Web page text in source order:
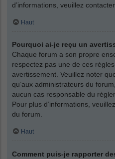
d’informations, veuillez
Haut
Pourquoi ai-je reçu un
Chaque forum a son propre
respectez pas une de ces
avertissement. Veuillez noter
qu’aux administrateurs du
aucun cas responsable du
Pour plus d’informations,
du forum.
Haut
Comment puis-je rapporter